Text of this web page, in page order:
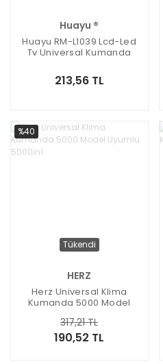
Huayu ®
Huayu RM-L1039 Lcd-Led
Tv Universal Kumanda
213,56 TL
%40
Tükendi
HERZ
Herz Universal Klima
Kumanda 5000 Model
190,52 TL
317,21 TL